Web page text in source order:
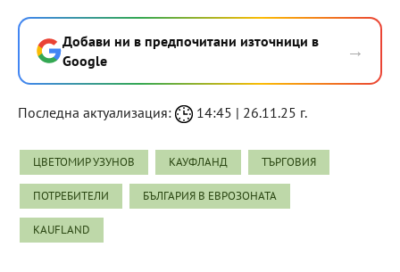
Добави ни в предпочитани източници в
Google
→
Последна актуализация: 14:45 | 26.11.25 г.
ЦВЕТОМИР УЗУНОВ КАУФЛАНД ТЪРГОВИЯ
ПОТРЕБИТЕЛИ БЪЛГАРИЯ В ЕВРОЗОНАТА
KAUFLAND